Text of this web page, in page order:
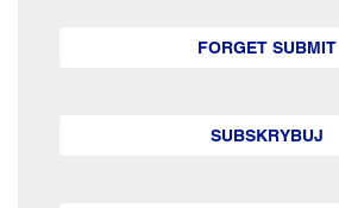
FORGET SUBMIT
SUBSKRYBUJ